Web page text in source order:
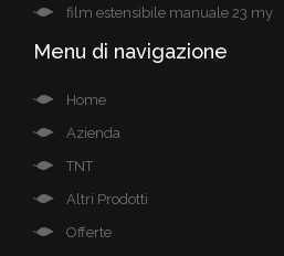
film estensibile manuale 23 my
Menu di navigazione
Home
Azienda
TNT
Altri Prodotti
Offerte